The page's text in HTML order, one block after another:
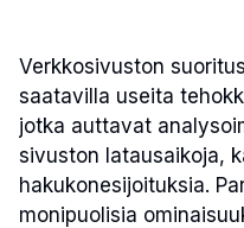
Verkkosivuston
saatavilla useita
jotka auttavat
sivuston latausaikoja,
hakukonesijoituksia.
monipuolisia